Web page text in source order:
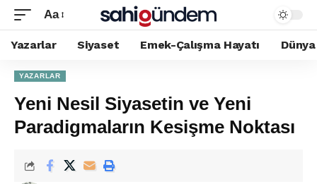
Aa
Yazarlar Siyaset Emek-Çalışma Hayatı Dünya
YAZARLAR
Yeni Nesil Siyasetin ve Yeni
Paradigmaların Kesişme Noktası